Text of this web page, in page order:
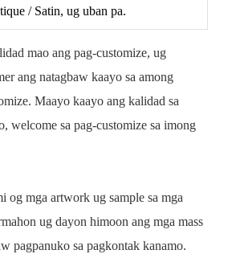
/ Satin, ug uban pa.
mao ang pag-customize, ug
ang natagbaw kaayo sa among
Maayo kaayo ang kalidad sa
welcome sa pag-customize sa imong
og mga artwork ug sample sa mga
ug dayon himoon ang mga mass
pagpanuko sa pagkontak kanamo.